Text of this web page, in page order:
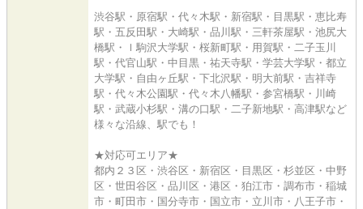
渋谷駅・原宿駅・代々木駅・新宿駅・目黒駅・恵比寿
駅・五反田駅・大崎駅・品川駅・三軒茶屋駅・池尻大
橋駅・ｌ駒沢大学駅・桜新町駅・用賀駅・二子玉川
駅・代官山駅・中目黒・祐天寺駅・学芸大学駅・都立
大学駅・自由ヶ丘駅・下北沢駅・明大前駅・吉祥寺
駅・代々木公園駅・代々木八幡駅・参宮橋駅・川崎
駅・武蔵小杉駅・溝の口駅・二子新地駅・高津駅など
様々な沿線、駅でも！
★対応可エリア★
都内２３区・渋谷区・新宿区・目黒区・杉並区・中野
区・世田谷区・品川区・港区・狛江市・調布市・稲城
市・町田市・国分寺市・国立市・立川市・八王子市・